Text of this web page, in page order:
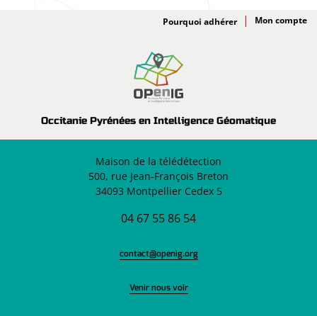
Occitanie Pyrénées en Intelligence Géomatique
Adhésion
Pourquoi adhérer
Maison de la télédétection
500, rue Jean-François Breton
34093 Montpellier Cedex 5
04 67 55 86 54
contact@openig.org
Venir nous voir